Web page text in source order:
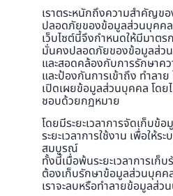
เราตระหนักถึงความสำคัญข
ปลอดภัยของข้อมูลส่วนบุคค
เว็บไซต์นี้จึงกำหนดให้มีมาตร
มั่นคงปลอดภัยของข้อมูลส่ว
และสอดคล้องกับการรักษาค
และป้องกันการเข้าถึง ทำลา
เปิดเผยข้อมูลส่วนบุคคล โดย
ชอบด้วยกฏหมาย
โดยมีระยะเวลาการจัดเก็บข้
ระยะเวลาการใช้งาน เพื่อให้ร
สมบูรณ์
ทั้งนี้เมื่อพ้นระยะเวลาการเก็บ
ต้องเก็บรักษาข้อมูลส่วนบุคค
เราจะลบหรือทำลายข้อมูลส่